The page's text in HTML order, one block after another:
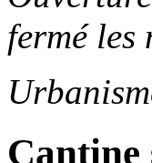
fermé les
Cantine